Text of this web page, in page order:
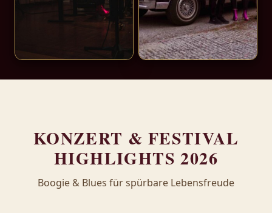
KONZERT & FESTIVAL
HIGHLIGHTS 2026
Boogie & Blues für spürbare Lebensfreude